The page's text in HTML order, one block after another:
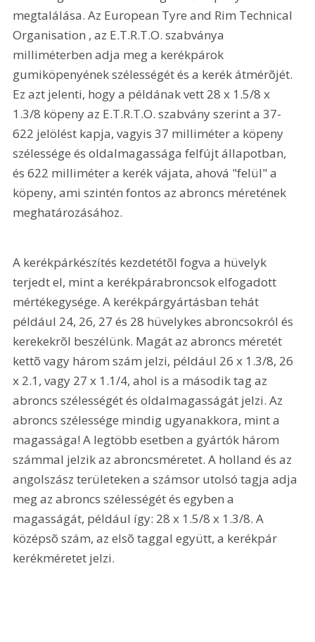
megtalálása. Az European Tyre and Rim Technical
Organisation , az E.T.R.T.O. szabványa
milliméterben adja meg a kerékpárok
gumiköpenyének szélességét és a kerék átmérõjét.
Ez azt jelenti, hogy a példának vett 28 x 1.5/8 x
1.3/8 köpeny az E.T.R.T.O. szabvány szerint a 37-
622 jelölést kapja, vagyis 37 milliméter a köpeny
szélessége és oldalmagassága felfújt állapotban,
és 622 milliméter a kerék vájata, ahová "felül" a
köpeny, ami szintén fontos az abroncs méretének
meghatározásához.
A kerékpárkészítés kezdetétõl fogva a hüvelyk
terjedt el, mint a kerékpárabroncsok elfogadott
mértékegysége. A kerékpárgyártásban tehát
például 24, 26, 27 és 28 hüvelykes abroncsokról és
kerekekrõl beszélünk. Magát az abroncs méretét
kettõ vagy három szám jelzi, például 26 x 1.3/8, 26
x 2.1, vagy 27 x 1.1/4, ahol is a második tag az
abroncs szélességét és oldalmagasságát jelzi. Az
abroncs szélessége mindig ugyanakkora, mint a
magassága! A legtöbb esetben a gyártók három
számmal jelzik az abroncsméretet. A holland és az
angolszász területeken a számsor utolsó tagja adja
meg az abroncs szélességét és egyben a
magasságát, például így: 28 x 1.5/8 x 1.3/8. A
középsõ szám, az elsõ taggal együtt, a kerékpár
kerékméretet jelzi.